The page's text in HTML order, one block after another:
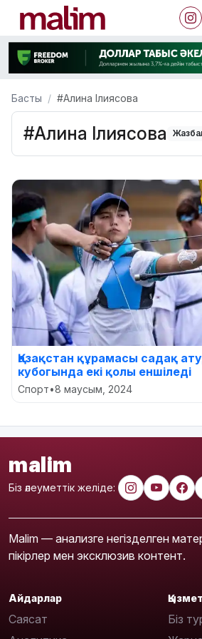
Басты #Алина Ілиясова
#Алина Ілиясова
Қазақстан құрамасы садақ
кубогында екі қолы еншіледі
Спорт•8 маусым, 2024
malim
Біз әлеуметтік желіде:
Malim — анализге негізделген
пікірлер мен эксклюзив контент.
Айдарлар
Саясат
Қызмет
Біз